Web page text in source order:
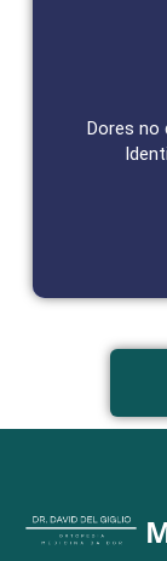
Dores no
Abordagens